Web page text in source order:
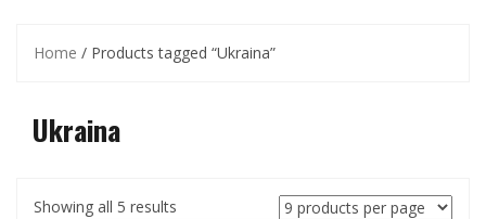
Home / Products tagged “Ukraina”
Ukraina
Showing all 5 results